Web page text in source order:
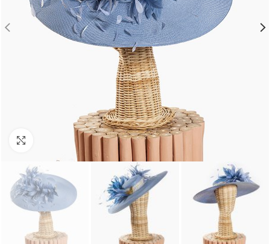
Click para agrandar